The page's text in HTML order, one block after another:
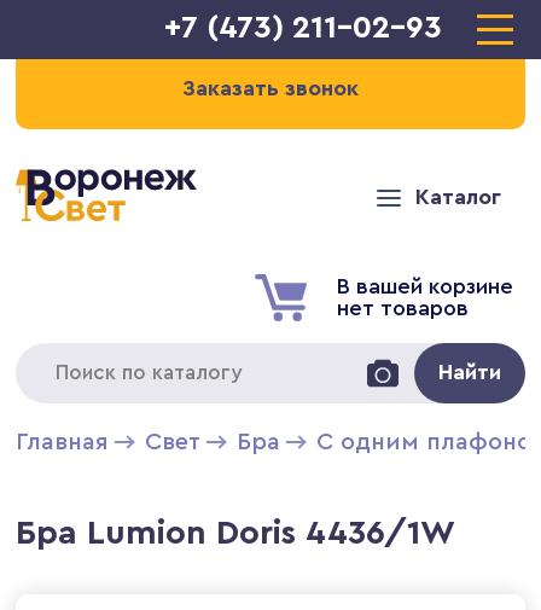
+7 (473) 211-02-93
Заказать звонок
Каталог
В вашей корзине
нет товаров
Найти
Главная Свет Бра С одним
Бра Lumion Doris 4436/1W